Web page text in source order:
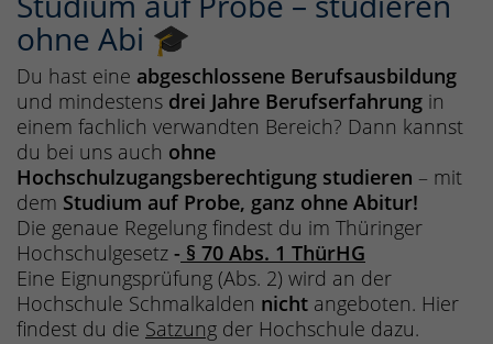
ohne Abi 🎓
Du hast eine abgeschlossene Berufsausbildung
und mindestens drei Jahre Berufserfahrung in
einem fachlich verwandten Bereich? Dann kannst
du bei uns auch ohne
Hochschulzugangsberechtigung studieren – mit
dem Studium auf Probe, ganz ohne Abitur!
Die genaue Regelung findest du im Thüringer
Hochschulgesetz - § 70 Abs. 1 ThürHG
Eine Eignungsprüfung (Abs. 2) wird an der
Hochschule Schmalkalden nicht angeboten. Hier
findest du die Satzung der Hochschule dazu.